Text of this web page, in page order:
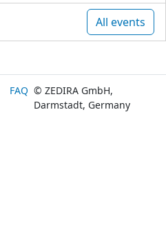
All events
FAQ © ZEDIRA GmbH,
Darmstadt, Germany